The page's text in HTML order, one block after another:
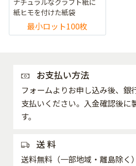
紙ヒモを付けた紙袋
最小ロット100枚
お支払い方法
フォームよりお申し込み後、銀
支払いください。入金確認後に
す。
送 料
送料無料（一部地域・離島除く